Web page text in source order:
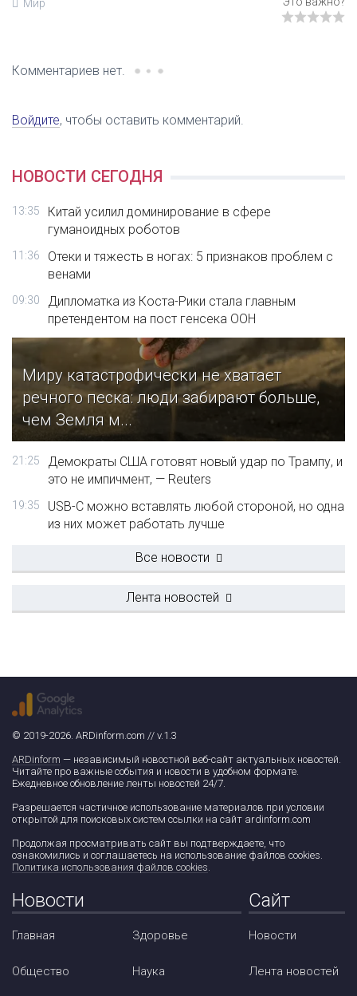
Мир
Комментариев нет.
Войдите, чтобы оставить комментарий.
НОВОСТИ СЕГОДНЯ
13:35
Китай усилил доминирование в сфере
гуманоидных роботов
11:36
Отеки и тяжесть в ногах: 5 признаков проблем с
венами
09:30
Дипломатка из Коста-Рики стала главным
претендентом на пост генсека ООН
Миру катастрофически не хватает
речного песка: люди забирают больше,
чем Земля м...
21:25
Демократы США готовят новый удар по Трампу, и
это не импичмент, — Reuters
19:35
USB-C можно вставлять любой стороной, но одна
из них может работать лучше
Все новости
Лента новостей
© 2019-2026. ARDinform.com // v.1.3
ARDinform — независимый новостной веб-сайт актуальных новостей.
Читайте про важные события и новости в удобном формате.
Ежедневное обновление ленты новостей 24/7.
Разрешается частичное использование материалов при условии
открытой для поисковых систем ссылки на сайт ardinform.com
Продолжая просматривать сайт вы подтверждаете, что
ознакомились и соглашаетесь на использование файлов cookies.
Политика использования файлов cookies.
Новости
Главная
Общество
Здоровье
Наука
Сайт
Новости
Лента новостей